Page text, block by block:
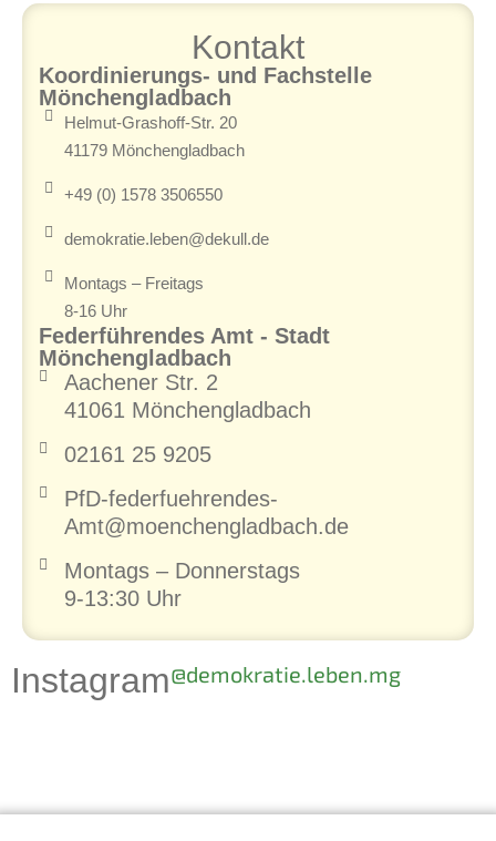
Kontakt
Koordinierungs- und Fachstelle
Mönchengladbach
Helmut-Grashoff-Str. 20
41179 Mönchengladbach
+49 (0) 1578 3506550
demokratie.leben@dekull.de
Montags – Freitags
8-16 Uhr
Federführendes Amt - Stadt
Mönchengladbach
Aachener Str. 2
41061 Mönchengladbach
02161 25 9205
PfD-federfuehrendes-
Amt@moenchengladbach.de
Montags – Donnerstags
9-13:30 Uhr
Instagram@demokratie.leben.mg